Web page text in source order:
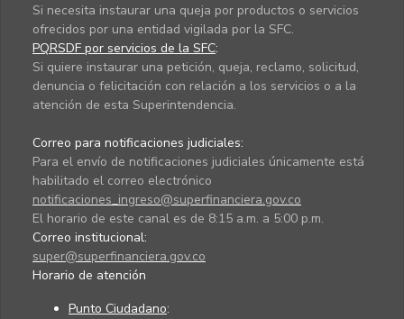
Si necesita instaurar una queja por productos o servicios
ofrecidos por una entidad vigilada por la SFC.
PQRSDF por servicios de la SFC:
Si quiere instaurar una petición, queja, reclamo, solicitud,
denuncia o felicitación con relación a los servicios o a la
atención de esta Superintendencia.
Correo para notificaciones judiciales:
Para el envío de notificaciones judiciales únicamente está
habilitado el correo electrónico
notificaciones_ingreso@superfinanciera.gov.co
El horario de este canal es de 8:15 a.m. a 5:00 p.m.
Correo institucional:
super@superfinanciera.gov.co
Horario de atención
Punto Ciudadano: